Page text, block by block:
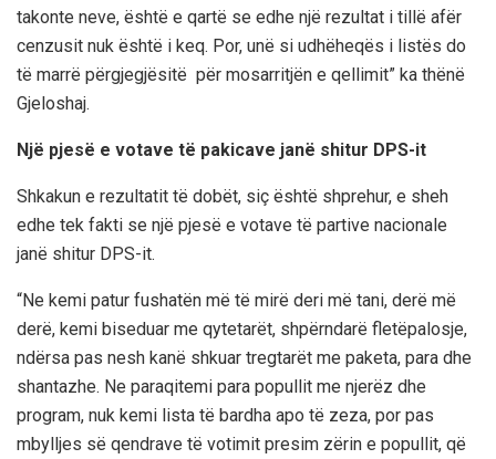
takonte neve, është e qartë se edhe një rezultat i tillë afër
cenzusit nuk është i keq. Por, unë si udhëheqës i listës do
të marrë përgjegjësitë për mosarritjën e qellimit” ka thënë
Gjeloshaj.
Një pjesë e votave të pakicave janë shitur DPS-it
Shkakun e rezultatit të dobët, siç është shprehur, e sheh
edhe tek fakti se një pjesë e votave të partive nacionale
janë shitur DPS-it.
“Ne kemi patur fushatën më të mirë deri më tani, derë më
derë, kemi biseduar me qytetarët, shpërndarë fletëpalosje,
ndërsa pas nesh kanë shkuar tregtarët me paketa, para dhe
shantazhe. Ne paraqitemi para popullit me njerëz dhe
program, nuk kemi lista të bardha apo të zeza, por pas
mbylljes së qendrave të votimit presim zërin e popullit, që